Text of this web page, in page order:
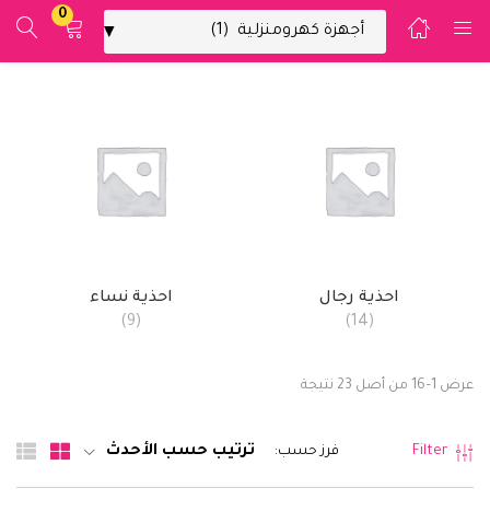
0
تسجيل الدخول
ادخل اسم المستخدم وكلمة المرور للدخول.
احذية رجال
(14)
احذية نساء
(9)
عرض 1–16 من أصل 23 نتيجة
Filter فرز حسب: ترتيب حسب الأحدث